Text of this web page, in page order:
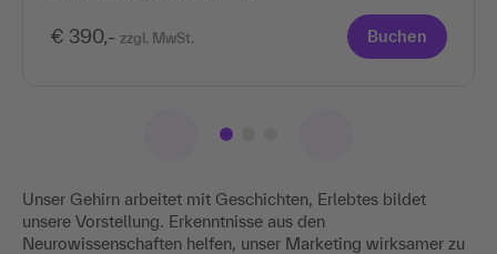
Unser Gehirn arbeitet mit Geschichten, Erlebtes bildet
unsere Vorstellung. Erkenntnisse aus den
Neurowissenschaften helfen, unser Marketing wirksamer zu
€ 390,- zzgl. MwSt. Buchen